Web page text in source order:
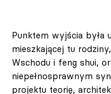
Punktem wyjścia była
mieszkającej tu
Wschodu i feng shui,
niepełnosprawnym
projektu teorię,